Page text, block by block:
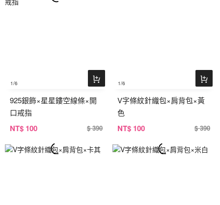
1/6
925銀飾×星星鏤空線條×開
口戒指
NT$ 100 $ 390
1/6
V字條紋針織包×肩背包×黃
色
NT$ 100 $ 390